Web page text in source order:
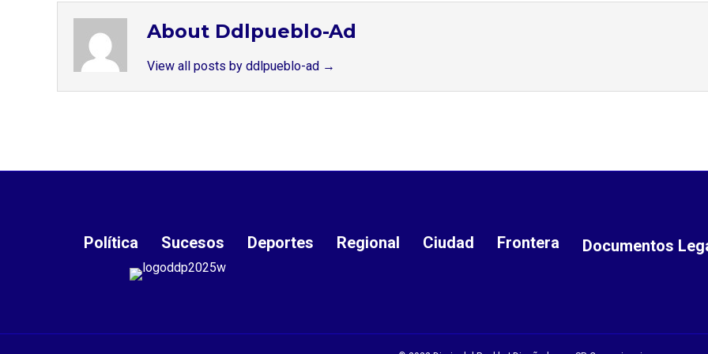
About Ddlpueblo-Ad
View all posts by ddlpueblo-ad →
Política Sucesos Deportes Regional Ciudad Frontera Documentos